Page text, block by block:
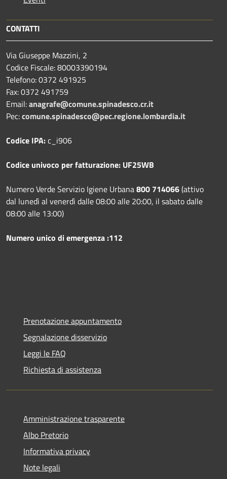
CONTATTI
Via Giuseppe Mazzini, 2
Codice Fiscale: 80003390194
Telefono:0372 491925
Fax:0372 491759
Email:anagrafe@comune.spinadesco.cr.it
Pec:comune.spinadesco@pec.regione.lombardia.it
Codice IPA:c_i906
Codice univoco per fatturazione: UF25WB
Numero Verde Servizio Igiene Urbana800 714066(attivo
dal lunedì al venerdì dalle 08:00 alle 20:00, il sabato dalle
08:00 alle 13:00)
Numero unico di emergenza :112
Prenotazione appuntamento
Segnalazione disservizio
Leggi le FAQ
Richiesta di assistenza
Amministrazione trasparente
Albo Pretorio
Informativa privacy
Note legali